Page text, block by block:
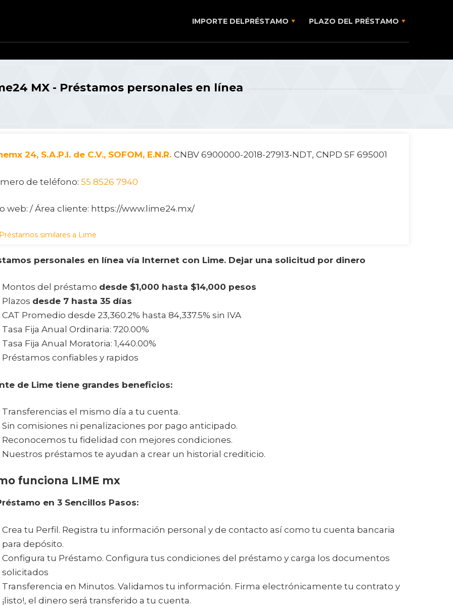
IMPORTE DELPRÉSTAMO PLAZO DEL PRÉSTAMO
MX - Préstamos personales en línea
24, S.A.P.I. de C.V., SOFOM, E.N.R. CNBV 6900000-2018-27913-NDT, CNPD SF 695001
de teléfono: 55 8526 7940
web: / Área cliente: https://www.lime24.mx/
similares a Lime
personales en línea vía Internet con Lime. Dejar una solicitud por dinero
Montos del préstamo desde $1,000 hasta $14,000 pesos
Plazos desde 7 hasta 35 días
CAT Promedio desde 23,360.2% hasta 84,337.5% sin IVA
Tasa Fija Anual Ordinaria: 720.00%
Tasa Fija Anual Moratoria: 1,440.00%
Préstamos confiables y rapidos
de Lime tiene grandes beneficios:
Transferencias el mismo día a tu cuenta.
Sin comisiones ni penalizaciones por pago anticipado.
Reconocemos tu fidelidad con mejores condiciones.
Nuestros préstamos te ayudan a crear un historial crediticio.
funciona LIME mx
en 3 Sencillos Pasos:
Crea tu Perfil. Registra tu información personal y de contacto así como tu cuenta bancaria
para depósito.
Configura tu Préstamo. Configura tus condiciones del préstamo y carga los documentos
solicitados
Transferencia en Minutos. Validamos tu información. Firma electrónicamente tu contrato y
¡listo!, el dinero será transferido a tu cuenta.